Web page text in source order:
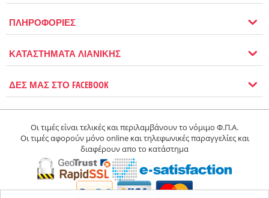
ΠΛΗΡΟΦΟΡΙΕΣ
ΚΑΤΑΣΤΗΜΑΤΑ ΛΙΑΝΙΚΗΣ
ΔΕΣ ΜΑΣ ΣΤΟ FACEBOOK
Οι τιμές είναι τελικές και περιλαμβάνουν το νόμιμο Φ.Π.Α.
Οι τιμές αφορούν μόνο online και τηλεφωνικές παραγγελίες και
διαφέρουν απο το κατάστημα